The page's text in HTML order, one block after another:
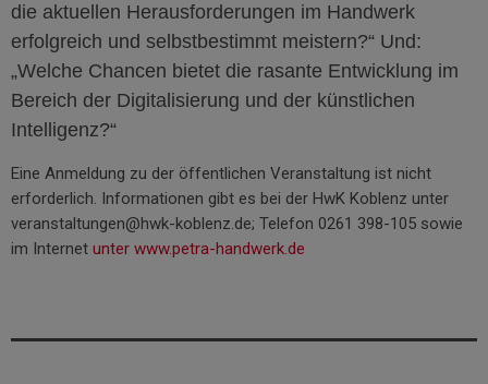
die aktuellen Herausforderungen im Handwerk
erfolgreich und selbstbestimmt meistern?“ Und:
„Welche Chancen bietet die rasante Entwicklung im
Bereich der Digitalisierung und der künstlichen
Intelligenz?“
Eine Anmeldung zu der öffentlichen Veranstaltung ist nicht
erforderlich. Informationen gibt es bei der HwK Koblenz unter
veranstaltungen@hwk-koblenz.de; Telefon 0261 398-105 sowie
im Internet unter www.petra-handwerk.de